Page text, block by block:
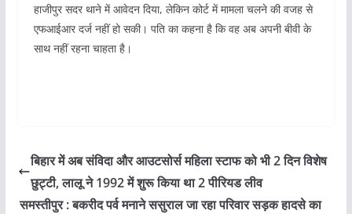
हाजीपुर सदर थाने में आवेदन दिया, लेकिन कोर्ट में मामला चलने की वजह से
एफआईआर दर्ज नहीं हो सकी। पति का कहना है कि वह अब अपनी बीवी के
साथ नहीं रहना चाहता है।
बिहार में अब संविदा और आउटसोर्स महिला स्टाफ को भी 2 दिन विशेष
छुट्टी, लालू ने 1992 में शुरू किया था 2 पीरियड लीव
समस्तीपुर : बकरीद पर्व मनाने ससुराल जा रहा परिवार सड़क हादसे का